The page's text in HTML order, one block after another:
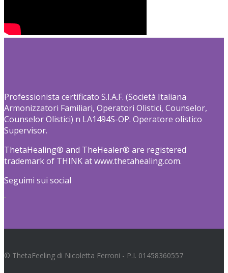
Professionista certificato S.I.A.F. (Società Italiana
Armonizzatori Familiari, Operatori Olistici, Counselor,
Counselor Olistici) n LA1494S-OP. Operatore olistico
Supervisor.
ThetaHealing® and TheHealer® are registered
trademark of THINK at www.thetahealing.com.
Seguimi sui social
© ThetaFeeling di Nicoletta Ferroni - P.I. 01458360557